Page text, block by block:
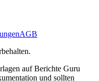
AGB
auf Berichte Guru
und sollten